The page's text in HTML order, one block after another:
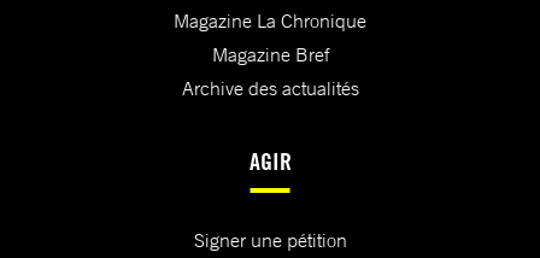
Magazine La Chronique
Magazine Bref
Archive des actualités
AGIR
Signer une pétition